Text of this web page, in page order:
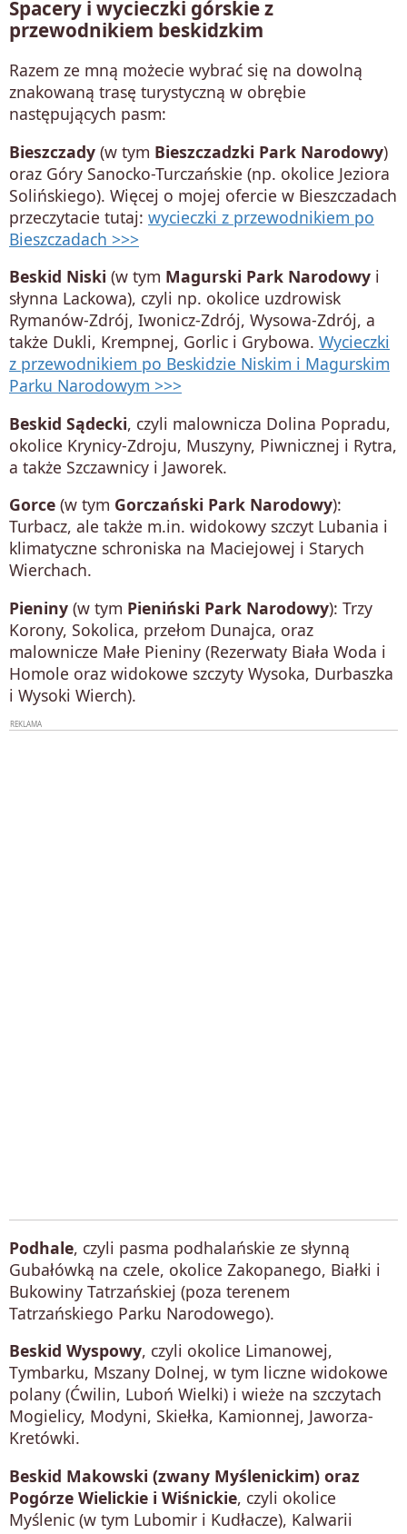
Spacery i wycieczki górskie z
przewodnikiem beskidzkim
Razem ze mną możecie wybrać się na dowolną
znakowaną trasę turystyczną w obrębie
następujących pasm:
Bieszczady (w tym Bieszczadzki Park Narodowy)
oraz Góry Sanocko-Turczańskie (np. okolice Jeziora
Solińskiego). Więcej o mojej ofercie w Bieszczadach
przeczytacie tutaj: wycieczki z przewodnikiem po
Bieszczadach >>>
Beskid Niski (w tym Magurski Park Narodowy i
słynna Lackowa), czyli np. okolice uzdrowisk
Rymanów-Zdrój, Iwonicz-Zdrój, Wysowa-Zdrój, a
także Dukli, Krempnej, Gorlic i Grybowa. Wycieczki
z przewodnikiem po Beskidzie Niskim i Magurskim
Parku Narodowym >>>
Beskid Sądecki, czyli malownicza Dolina Popradu,
okolice Krynicy-Zdroju, Muszyny, Piwnicznej i Rytra,
a także Szczawnicy i Jaworek.
Gorce (w tym Gorczański Park Narodowy):
Turbacz, ale także m.in. widokowy szczyt Lubania i
klimatyczne schroniska na Maciejowej i Starych
Wierchach.
Pieniny (w tym Pieniński Park Narodowy): Trzy
Korony, Sokolica, przełom Dunajca, oraz
malownicze Małe Pieniny (Rezerwaty Biała Woda i
Homole oraz widokowe szczyty Wysoka, Durbaszka
i Wysoki Wierch).
Podhale, czyli pasma podhalańskie ze słynną
Gubałówką na czele, okolice Zakopanego, Białki i
Bukowiny Tatrzańskiej (poza terenem
Tatrzańskiego Parku Narodowego).
Beskid Wyspowy, czyli okolice Limanowej,
Tymbarku, Mszany Dolnej, w tym liczne widokowe
polany (Ćwilin, Luboń Wielki) i wieże na szczytach
Mogielicy, Modyni, Skiełka, Kamionnej, Jaworza-
Kretówki.
Beskid Makowski (zwany Myślenickim) oraz
Pogórze Wielickie i Wiśnickie, czyli okolice
Myślenic (w tym Lubomir i Kudłacze), Kalwarii